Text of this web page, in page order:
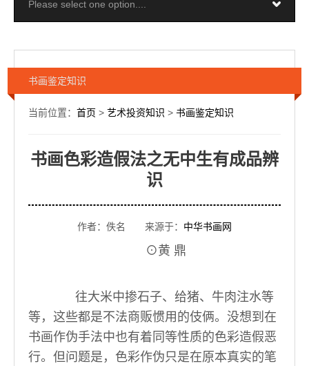
书画鉴定知识
当前位置： 首页 > 艺术投资知识 > 书画鉴定知识
书画色彩造假法之无中生有成品辨
识
作者：佚名 来源于： 中华书画网
⊙黄 鼎
往大米中掺石子、给猪、牛肉注水等
等，这些都是不法商贩惯用的伎俩。没想到在
书画作伪手法中也有着同等性质的色彩造假恶
行。但问题是，色彩作伪只是在原本真实的笔